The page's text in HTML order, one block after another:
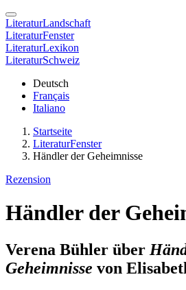
LiteraturLandschaft
LiteraturFenster
LiteraturLexikon
LiteraturSchweiz
Deutsch
Français
Italiano
Startseite
LiteraturFenster
Händler der Geheimnisse
Rezension
Händler der
Verena Bühler über
Geheimnisse von